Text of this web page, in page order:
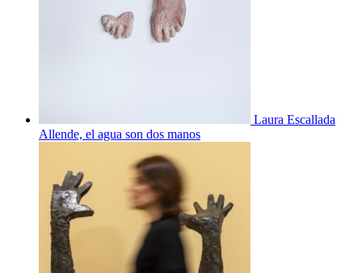
Laura Escallada
Allende, el agua son dos manos